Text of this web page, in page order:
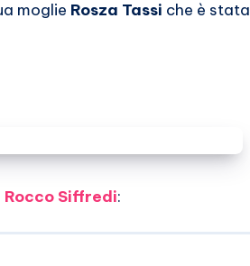
moglie Rosza Tassi che è stata
Rocco Siffredi: